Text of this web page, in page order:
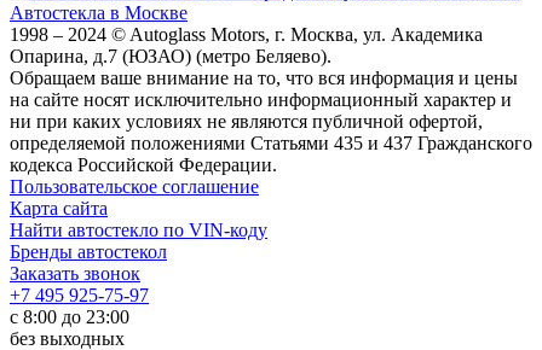
Автостекла в Москве
1998 – 2024 © Autoglass Motors, г. Москва, ул. Академика
Опарина, д.7 (ЮЗАО) (метро Беляево).
Обращаем ваше внимание на то, что вся информация и цены
на сайте носят исключительно информационный характер и
ни при каких условиях не являются публичной офертой,
определяемой положениями Статьями 435 и 437 Гражданского
кодекса Российской Федерации.
Пользовательское соглашение
Карта сайта
Найти автостекло по VIN-коду
Бренды автостекол
Заказать звонок
+7 495 925-75-97
с 8:00 до 23:00
без выходных